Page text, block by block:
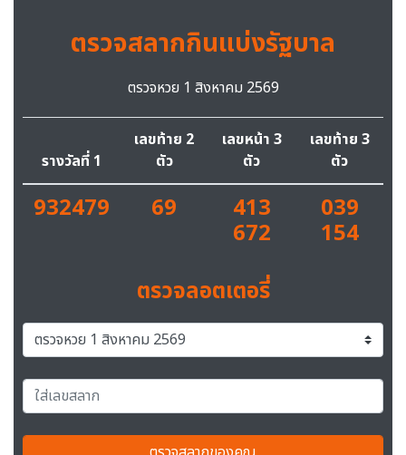
ตรวจสลากกินแบ่งรัฐบาล
ตรวจหวย 1 สิงหาคม 2569
รางวัลที่ 1
เลขท้าย 2
ตัว
เลขหน้า 3
ตัว
เลขท้าย 3
ตัว
932479 69 413
672
039
154
ตรวจลอตเตอรี่